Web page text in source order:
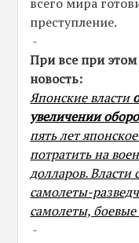
преступление.
-
При все при
новость:
Японские власти
увеличении
пять лет
потратить на
долларов. Власти
самолеты-
самолеты,
-